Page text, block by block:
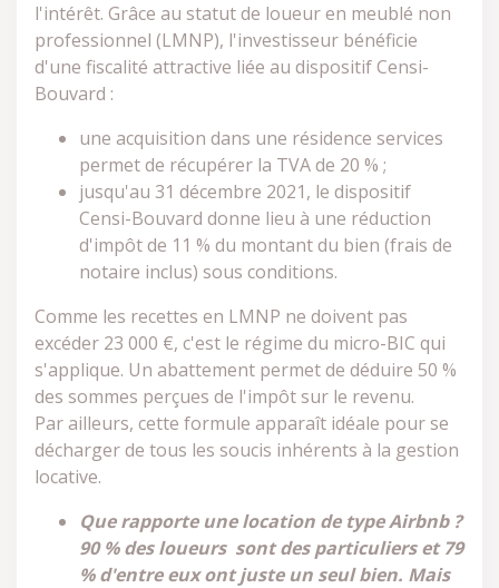
l'intérêt. Grâce au statut de loueur en meublé non
professionnel (LMNP), l'investisseur bénéficie
d'une fiscalité attractive liée au dispositif Censi-
Bouvard :
une acquisition dans une résidence services
permet de récupérer la TVA de 20 % ;
jusqu'au 31 décembre 2021, le dispositif
Censi-Bouvard donne lieu à une réduction
d'impôt de 11 % du montant du bien (frais de
notaire inclus) sous conditions.
Comme les recettes en LMNP ne doivent pas
excéder 23 000 €, c'est le régime du micro-BIC qui
s'applique. Un abattement permet de déduire 50 %
des sommes perçues de l'impôt sur le revenu.
Par ailleurs, cette formule apparaît idéale pour se
décharger de tous les soucis inhérents à la gestion
locative.
Que rapporte une location de type Airbnb ?
90 % des loueurs sont des particuliers et 79
% d'entre eux ont juste un seul bien. Mais